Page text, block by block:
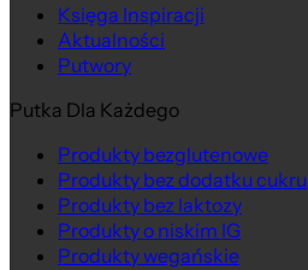
Księga Inspiracji
Aktualności
Putwory
Putka Dla Każdego
Produkty bezglutenowe
Produkty bez dodatku cukru
Produkty bez laktozy
Produkty o niskim IG
Produkty wegańskie